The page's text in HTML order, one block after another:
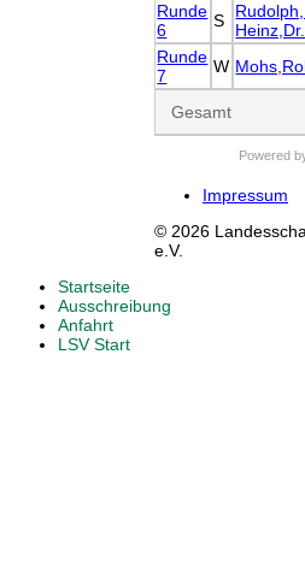
Runde
6
S
Heinz,Dr.
Runde
7
W
Gesamt
Powered
Impressum
© 2026
e.V.
Startseite
Ausschreibung
Anfahrt
LSV Start